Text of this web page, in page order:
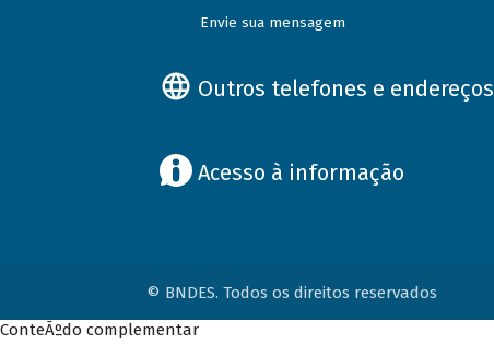
Envie sua mensagem
Outros telefones e endereços
Acesso à informação
© BNDES. Todos os direitos reservados
ConteÃºdo complementar